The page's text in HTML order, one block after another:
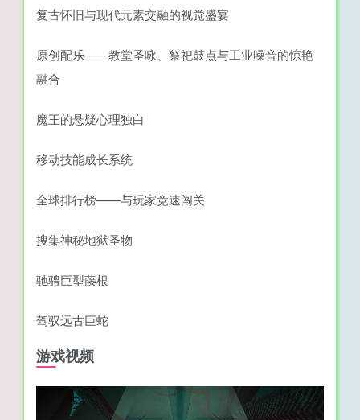
复古怀旧与现代元素交融的视觉盛宴
原创配乐——教堂圣咏、祭祀鼓点与工业噪音的惊艳
融合
魔王的悬疑心理独白
移动技能成长系统
全球排行榜——与玩家竞速闯关
搜集神秘地狱圣物
驰骋巨型藤根
驾驭远古巨蛇
游戏视频